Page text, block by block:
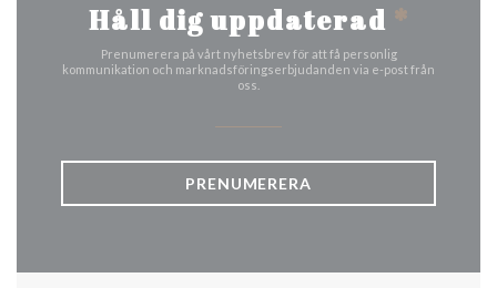
Håll dig uppdaterad *
Prenumerera på vårt nyhetsbrev för att få personlig
kommunikation och marknadsföringserbjudanden via e-post från
oss.
PRENUMERERA